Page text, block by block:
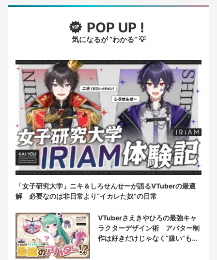
POP UP !
気になるが “わかる” 💡
「女子研究大学」ニキ＆しろせんせーが語るVTuberの最適
解 必要なのは非日常より“イカレた奴”の日常
VTuberさえきやひろの最強キャ
ラクターデザイン術 アバター制
作は好きだけじゃなく“嫌い”もブ